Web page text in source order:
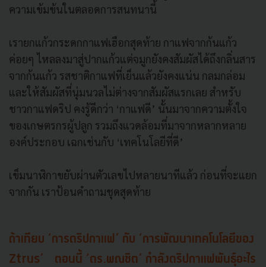
ความเข้มข้นในตลอดการสนทนานี้
เรายกแก้วกระดกกาแฟเฮือกสุดท้าย กาแฟจากก้นแก้ว
ค่อยๆ ไหลลงมาสู่ปากแก้วแต่จมูกยังคงสัมผัสได้ถึงกลิ่นสาร
จากก้นแก้ว รสชาติกาแฟที่เย็นแล้วยังคงแน่น กลมกล่อม
และให้สัมผัสที่นุ่มนวลไม่ต่างจากสัมผัสแรกเลย สำหรับ
ชาวกาแฟดริป คงรู้ดีกว่า ‘กาแฟดี’ นั้นมาจากความตั้งใจ
ของเกษตรกรผู้ปลูก รวมถึงแวดล้อมที่มาจากหลากหลาย
องค์ประกอบ เฉกเช่นกับ ‘เทคโนโลยีที่ดี’
เข็มนาฬิกาขยับผ่านตัวเลขไปหลายนาทีแล้ว ก่อนที่จะแยก
จากกัน เราป้อนคำถามชุดสุดท้าย
ถ้าเทียบ ‘การดริปกาแฟ’ กับ ‘การพัฒนาเทคโนโลยีของ
Ztrus’ ตอนนี้ ‘ดร.พณชิต’ กำลังดริปกาแฟพันธุ์อะไร